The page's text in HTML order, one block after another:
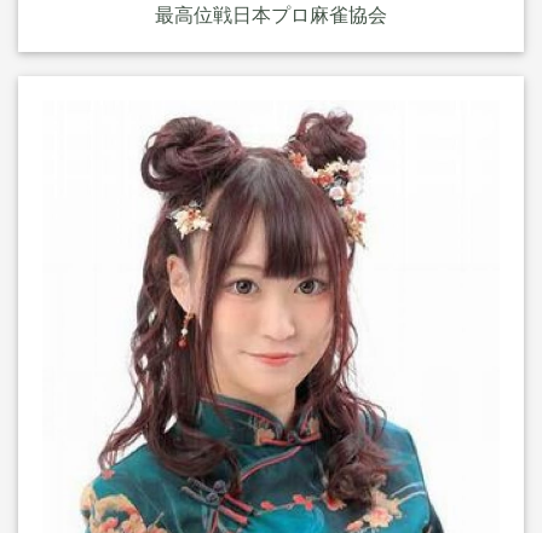
最高位戦日本プロ麻雀協会